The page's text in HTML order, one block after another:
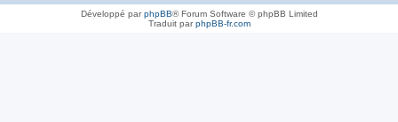
Développé parphpBB® Forum Software © phpBB Limited
Traduit parphpBB-fr.com